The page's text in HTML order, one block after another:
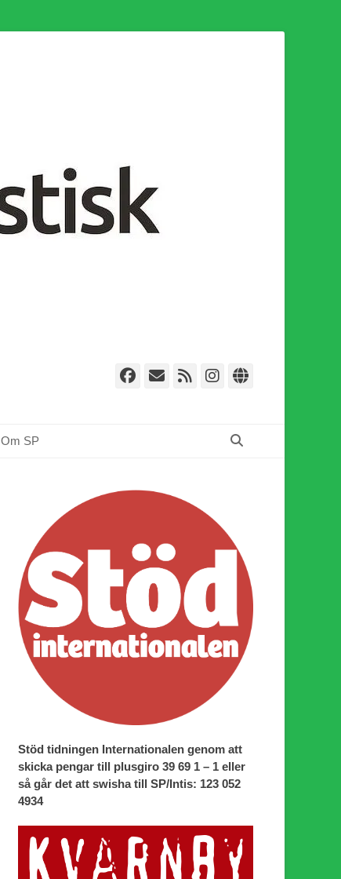
Facebook
E-
Webbflöde
Instagram
Om SP
Stöd tidningen Internationalen genom att
skicka pengar till plusgiro 39 69 1 – 1 eller
så går det att swisha till SP/Intis: 123 052
4934